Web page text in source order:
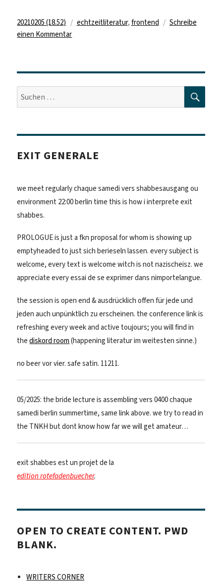
Veröffentlicht
am
20210205 (18.52) Kategorien
echtzeitliteratur, frontend
Schreibe
einen Kommentarzu
Suche
nach:
EXIT GENERALE
we meet regularly chaque samedi vers shabbesausgang ou
environment 22:00 berlin time this is how i interprete exit
shabbes.
PROLOGUE is just a fkn proposal for whom is showing up
emptyheaded to just sich berieseln lassen. every subject is
welcome, every text is welcome witch is not nazischeisz. we
appreciate every essai de se exprimer dans nimportelangue.
the session is open end & ausdrücklich offen für jede und
jeden auch unpünktlich zu erscheinen. the conference link is
refreshing every week and active toujours; you will find in
thediskord room (happening literatur im weitesten sinne.)
no beer vor vier. safe satin. 11211.
05/2025: the bride lecture is assembling vers 0400 chaque
samedi berlin summertime, same link above. we try to read in
the TNKH but dont know how far we will get amateur…
exit shabbes est un projet de la
edition rotefadenbuecher.
OPEN TO CREATE CONTENT. PWD
BLANK.
WRITERS CORNER